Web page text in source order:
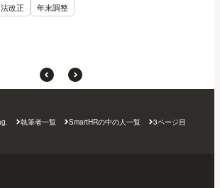
法改正 年末調整
執筆者一覧 SmartHRの中の人一覧 3ページ目